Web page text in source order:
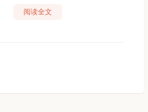
阅读全文